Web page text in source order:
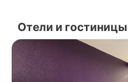
Отели и